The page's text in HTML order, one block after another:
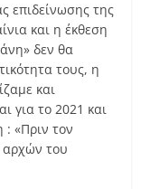
επιδείνωσης της
και η έκθεση
δεν θα
τους, η
και
για το 2021 και
: «Πριν τον
του